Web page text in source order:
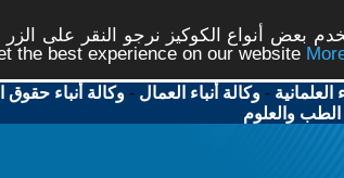
بعض أنواع الكوكيز نرجو النقر على
the best experience on our website
العلمانية -وكالة أنباء العمال -وكالة أنباء حقوق
الطب والعلوم